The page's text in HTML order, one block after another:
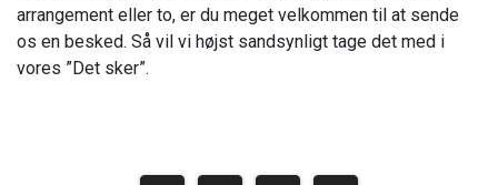
arrangement eller to, er du meget velkommen til at sende
os en besked. Så vil vi højst sandsynligt tage det med i
vores ”Det sker”.